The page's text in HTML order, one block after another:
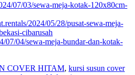
07/03/sewa-meja-kotak-120x80cm-
2024/05/28/pusat-sewa-meja-
cibarusah
07/04/sewa-meja-bundar-dan-kotak-
COVER HITAM, kursi susun cover